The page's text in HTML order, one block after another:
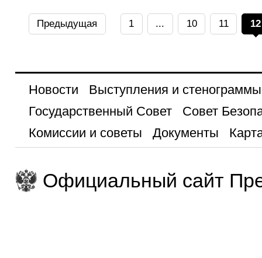
Предыдущая 1 ... 10 11 12
Новости
Выступления и стенограммы
Государственный Совет
Совет
Комиссии и советы
Документы
Официальный сайт